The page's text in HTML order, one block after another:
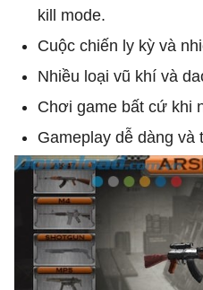
kill mode.
Cuộc chiến ly kỳ và
Nhiều loại vũ khí và
Chơi game bất cứ khi
Gameplay dễ dàng và